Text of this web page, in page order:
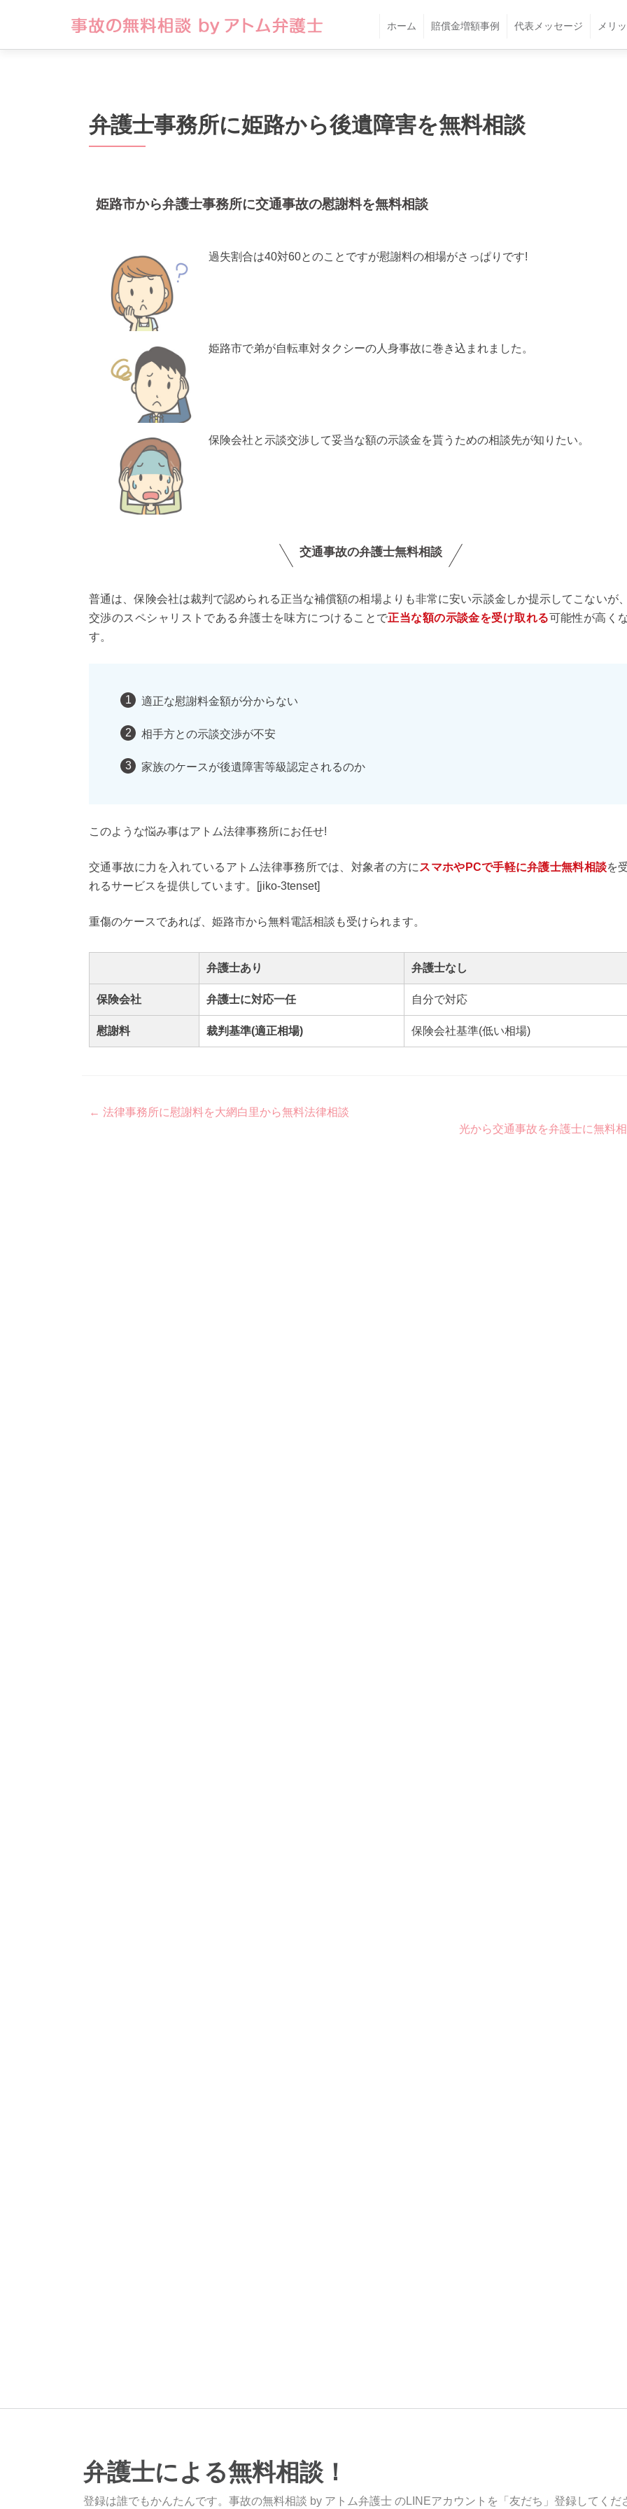
ホーム 賠償金増額事例 代表メッセージ メリ
弁護士事務所に姫路から後遺障害を無料相談
姫路市から弁護士事務所に交通事故の慰謝料を無料相談
過失割合は40対60とのことですが慰謝料の相場がさっぱりです!
姫路市で弟が自転車対タクシーの人身事故に巻き込まれました。
保険会社と示談交渉して妥当な額の示談金を貰うための相談先が知りたい。
交通事故の弁護士無料相談
普通は、保険会社は裁判で認められる正当な補償額の相場よりも非常に安い示談金しか提示してこないが
交渉のスペシャリストである弁護士を味方につけることで正当な額の示談金を受け取れる可能性が高く
す。
適正な慰謝料金額が分からない
相手方との示談交渉が不安
家族のケースが後遺障害等級認定されるのか
このような悩み事はアトム法律事務所にお任せ!
交通事故に力を入れているアトム法律事務所では、対象者の方に スマホやPCで手軽に弁護士無料相談を
れるサービスを提供しています。[jiko-3tenset]
重傷のケースであれば、姫路市から無料電話相談も受けられます。
弁護士あり 弁護士なし
保険会社 弁護士に対応一任 自分で対応
慰謝料 裁判基準(適正相場) 保険会社基準(低い相場)
Post
← 法律事務所に慰謝料を大網白里から無料法律相談
光から交通事故を弁護士に無料
弁護士による無料相談！
登録は誰でもかんたんです。事故の無料相談 by アトム弁護士 のLINEアカウントを「友だち」登録してくだ